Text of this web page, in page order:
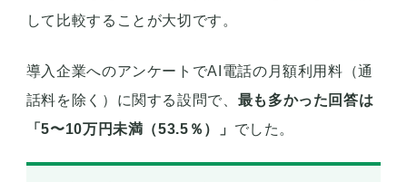
して比較することが大切です。
導入企業へのアンケートでAI電話の月額利用料（通
話料を除く）に関する設問で、 最も多かった回答は
「5〜10万円未満（53.5％）」 でした。